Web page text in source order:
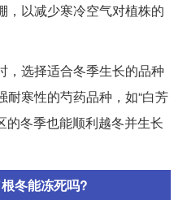
，以减少寒冷空气对植株的
，选择适合冬季生长的品种
寒性的芍药品种，如“白芳
的冬季也能顺利越冬并生长
冬能冻死吗?